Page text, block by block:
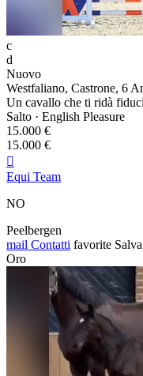
c
d
Nuovo
Westfaliano, Castrone, 6
Un cavallo che ti ridà
Salto · English Pleasure
15.000 €
15.000 €

Equi Team
NO
Peelbergen
mail Contatti favorite Salva
Oro